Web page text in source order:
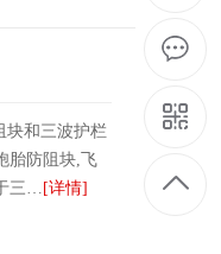
块和三波护栏
胎防阻块,飞
三…[详情]